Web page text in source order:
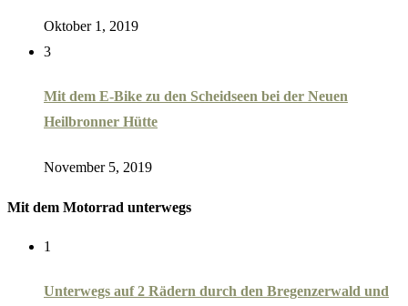
Oktober 1, 2019
3
Mit dem E-Bike zu den Scheidseen bei der Neuen
Heilbronner Hütte
November 5, 2019
Mit dem Motorrad unterwegs
1
Unterwegs auf 2 Rädern durch den Bregenzerwald und